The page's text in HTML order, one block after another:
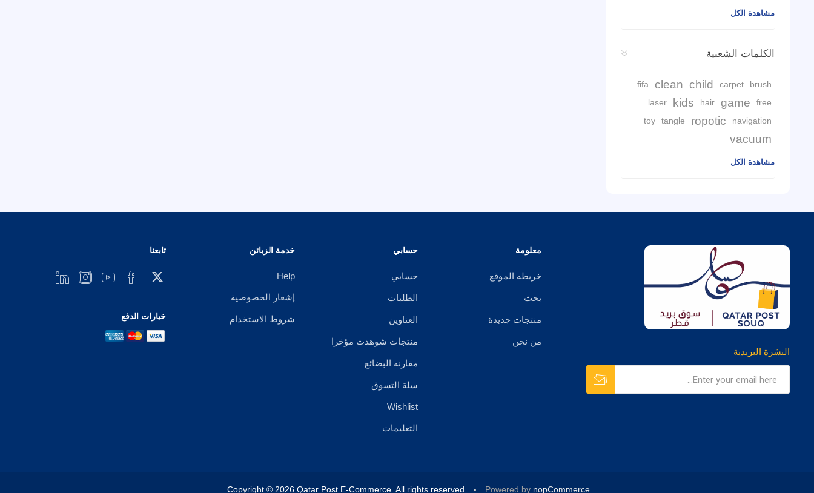
مشاهدة الكل
الكلمات الشعبية
brush
carpet
child
clean
fifa
free
game
hair
kids
laser
navigation
ropotic
tangle
toy
vacuum
مشاهدة الكل
النشرة البريدية
معلومة
خريطه الموقع
بحث
منتجات جديدة
من نحن
حسابي
حسابي
الطلبات
العناوين
منتجات شوهدت مؤخرا
مقارنه البضائع
سلة التسوق
Wishlist
التعليمات
خدمة الزبائن
Help
إشعار الخصوصية
شروط الاستخدام
تابعنا
خيارات الدفع
Powered by nopCommerce
Copyright © 2026 Qatar Post E-Commerce. All rights reserved.